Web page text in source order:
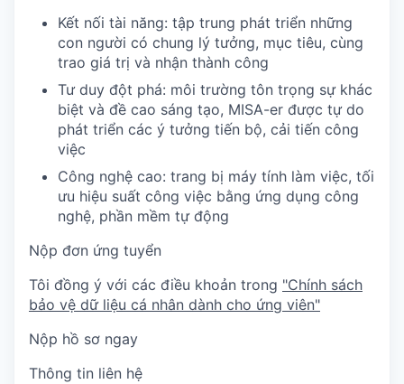
Kết nối tài năng: tập trung phát triển những
con người có chung lý tưởng, mục tiêu, cùng
trao giá trị và nhận thành công
Tư duy đột phá: môi trường tôn trọng sự khác
biệt và đề cao sáng tạo, MISA-er được tự do
phát triển các ý tưởng tiến bộ, cải tiến công
việc
Công nghệ cao: trang bị máy tính làm việc, tối
ưu hiệu suất công việc bằng ứng dụng công
nghệ, phần mềm tự động
Nộp đơn ứng tuyển
Tôi đồng ý với các điều khoản trong "Chính sách
bảo vệ dữ liệu cá nhân dành cho ứng viên"
Nộp hồ sơ ngay
Thông tin liên hệ